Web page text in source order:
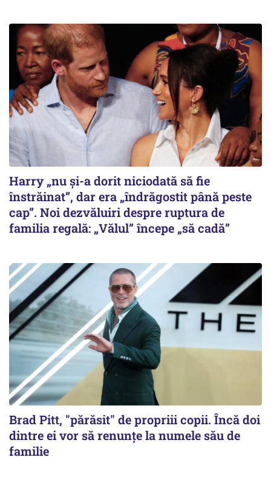
Harry „nu și-a dorit niciodată să fie
înstrăinat”, dar era „îndrăgostit până peste
cap”. Noi dezvăluiri despre ruptura de
familia regală: „Vălul” începe „să cadă”
Brad Pitt, "părăsit" de propriii copii. Încă doi
dintre ei vor să renunțe la numele său de
familie